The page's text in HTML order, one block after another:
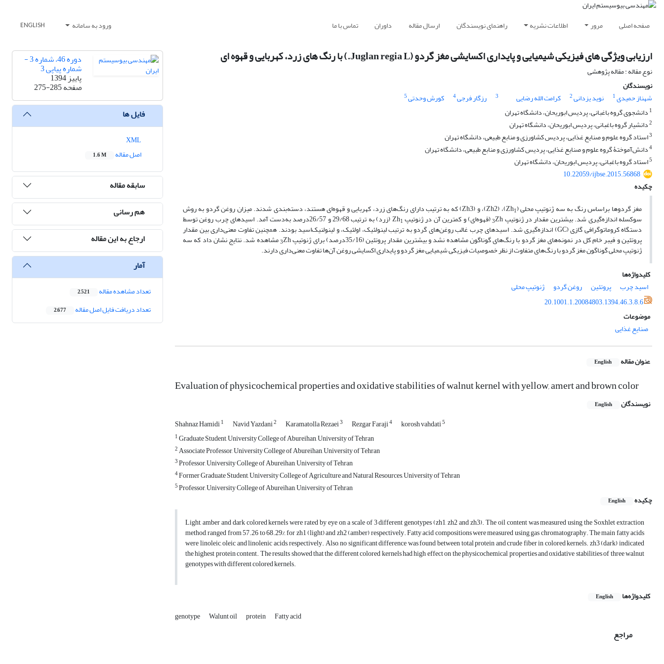
صفحه اصلی مرور اطلاعات نشریه راهنمای نویسندگان ارسال مقاله داوران تماس با ما ورود به سامانه ENGLISH
‌ارزیابی ویژگی های فیزیکی شیمیایی و پایداری اکسایشی مغز گردو (Juglan regia L.) با رنگ های زرد، کهربایی و قهوه ای
نوع مقاله : مقاله پژوهشی
نویسندگان
شهناز حمیدی1 نوید یزدانی2 کرامت الله رضایی 3 رزگار فرجی4 کورش وحدتی5
1 دانشجوی گروه باغبانی، پردیس ابوریحان، دانشگاه تهران
2دانشیار گروه باغبانی، پردیس ابوریحان، دانشگاه تهران
3استاد گروه علوم و صنایع غذایی، پردیس کشاورزی و منابع طبیعی، دانشگاه تهران
4دانش‌آموختۀ گروه علوم و صنایع غذایی، پردیس کشاورزی و منابع طبیعی، دانشگاه تهران
5استاد گروه باغبانی، پردیس ابوریحان، دانشگاه تهران
10.22059/ijbse.2015.56868
چکیده
مغز گردوها براساس رنگ به سه ژنوتیپ محلی (Zh1 )، (Zh2)، و (Zh3) که به ترتیب دارای رنگ‌های زرد، کهربایی و قهوه‌ای هستند، دسته‌‌بندی شدند. میزان روغن گردو به روش
سوکسله اندازه‌گیری شد. بیشترین مقدار در ژنوتیپ 3Zh (قهوه‌ای) و کمترین آن در ژنوتیپ Zh 1 (زرد) به ترتیب 29/68 و 26/57درصد به‌دست آمد. اسید‌های چرب روغن توسط
دستگاه کروماتوگرافی گازی (GC) اندازه‌گیری شد. اسید‌های چرب غالب روغن‌های گردو به ترتیب لینولئیک، اولئیک، و لینولنیک‌اسید بودند. همچنین تفاوت معنی‌داری بین مقدار
پروتئین و فیبر خام کل در نمونه‌های مغز گردو با رنگ‌های گوناگون مشاهده نشد و بیشترین مقدار پروتئین (35/16درصد) برای ژنوتیپ 3Zh مشاهده شد. نتایج نشان داد که سه
ژنوتیپ محلی گوناگون مغز گردو با رنگ‌های متفاوت از نظر خصوصیات فیزیکی شیمیایی مغز گردو و پایداری اکسایشی روغن آن‌ها تفاوت معنی‌داری دارند.
کلیدواژه‌ها
اسید چرب
پروتئین روغن گردو
ژنوتیپ محلی
20.1001.1.20084803.1394.46.3.8.6
موضوعات
صنایع غذایی
عنوان مقاله English
Evaluation of physicochemical properties and oxidative stabilities of walnut kernel with yellow, amert and brown color
نویسندگان English
Shahnaz Hamidi1 Navid Yazdani2 Karamatolla Rezaei3 Rezgar Faraji4 korosh vahdati5
1Graduate Student, University College of Abureihan, University of Tehran
2Associate Professor, University College of Abureihan, University of Tehran
3Professor, University College of Abureihan, University of Tehran
4Former Graduate Student, University College of Agriculture and Natural Resources, University of Tehran
5Professor, University College of Abureihan, University of Tehran
چکیده
English
Light, amber and dark colored kernels were rated by eye on a scale of 3 different genotypes (zh1, zh2 and zh3). The oil content was measured using the Soxhlet extraction
method, ranged from 57.26 to 68.29%, for zh1 (light) and zh2 (amber) respectively. Fatty acid compositions were measured using gas chromatography. The main fatty acids
were linoleic, oleic and linolenic acids, respectively. Also, no significant difference was found between total protein and crude fiber in colored kernels. zh3 (dark) indicated
the highest protein content. The results showed that the different colored kernels had high effect on the physicochemical properties and oxidative stabilities of three walnut
genotypes with different colored kernels.
کلیدواژه‌ها English
genotype Walunt oil protein Fatty acid
مراجع
دوره 46، شماره 3 -
شماره پیاپی 3
پاییز 1394
صفحه275-285
فایل ها
اصل مقاله
1.6 M
سابقه مقاله
هم رسانی
ارجاع به این مقاله
آمار
تعداد مشاهده مقاله 2,521
تعداد دریافت فایل اصل مقاله 2,677